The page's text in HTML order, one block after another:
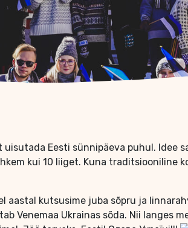
Eesti sünnipäeva puhul. Idee
kui 10 liiget. Kuna traditsiooniline
aastal kutsusime juba sõpru ja
Venemaa Ukrainas sõda. Nii langes